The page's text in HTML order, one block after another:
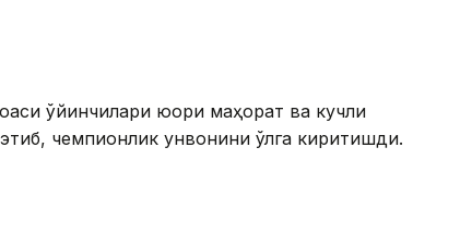
ўйинчилари юқори маҳорат ва кучли
чемпионлик унвонини қўлга киритишди.